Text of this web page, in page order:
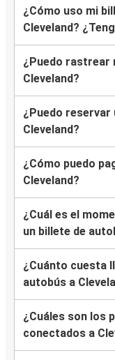
¿Cómo uso mi
Cleveland?
¿Puedo rastrear
Cleveland?
¿Puedo reservar
Cleveland?
¿Cómo puedo
Cleveland?
¿Cuál es el
un billete de
¿Cuánto cuesta
autobús a
¿Cuáles son los
conectados a